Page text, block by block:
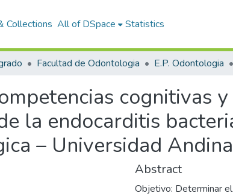
Collections All of DSpace Statistics
Facultad de Odontologia E.P. Odontologia
cognitivas
la endocarditis
– Universidad
Abstract
Objetivo: Determinar